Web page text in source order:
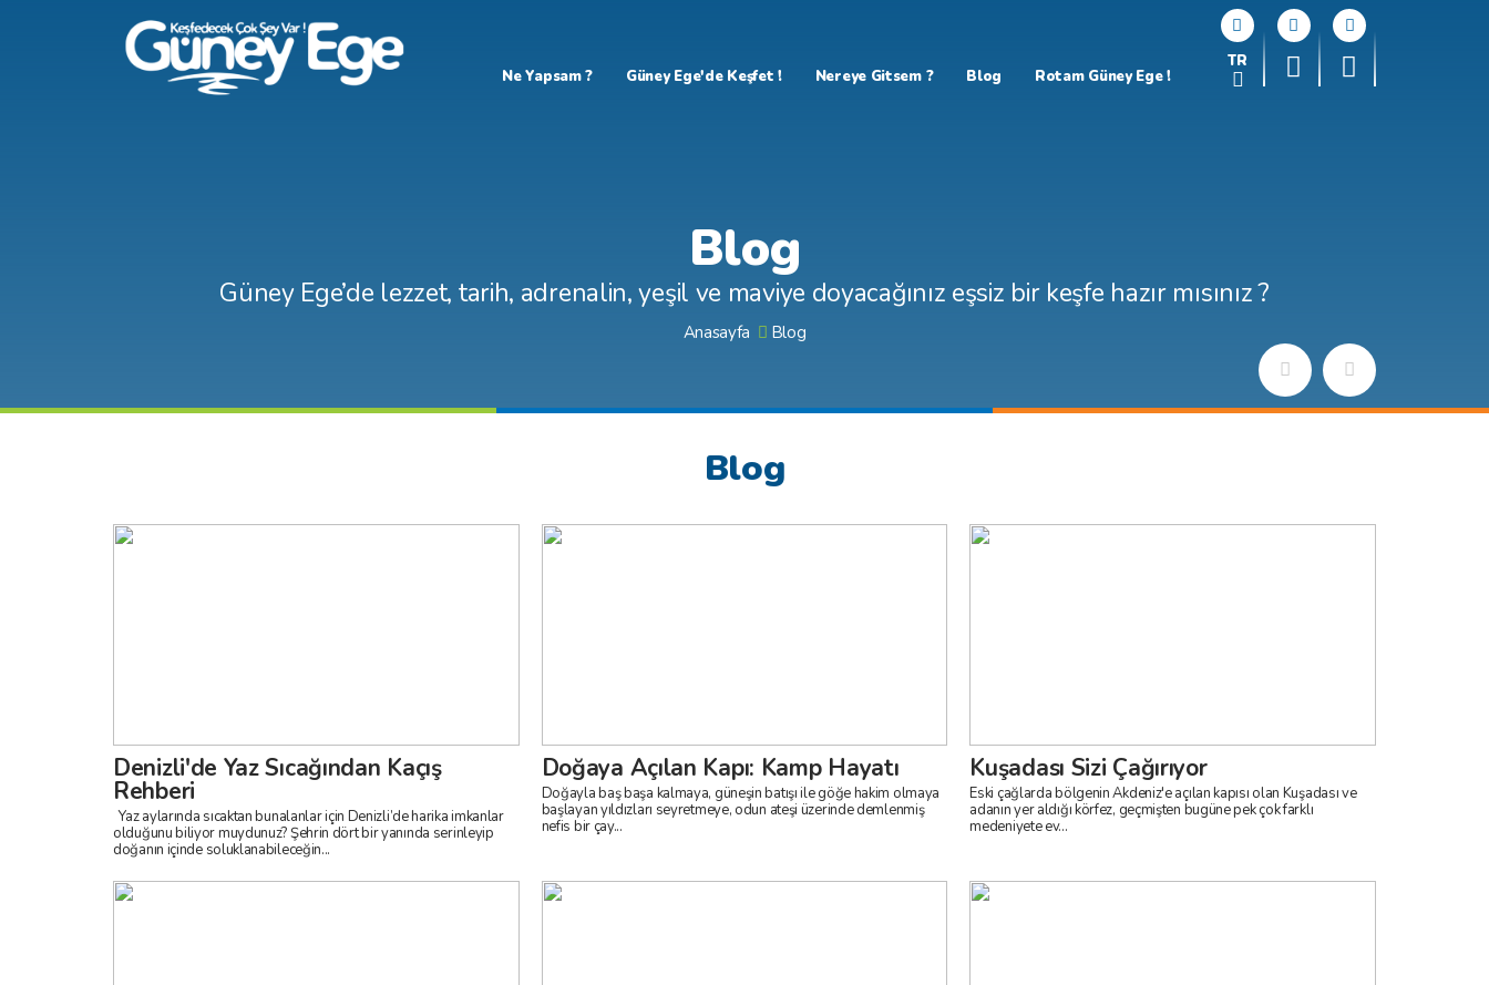
Ne Yapsam ? Güney Ege'de Keşfet ! Nereye Gitsem ? Blog Rotam Güney Ege !
TR
Blog
Güney Ege’de lezzet, tarih, adrenalin, yeşil ve maviye doyacağınız eşsiz bir keşfe hazır mısınız ?
Anasayfa Blog
Blog
Denizli'de Yaz Sıcağından Kaçış
Rehberi
Yaz aylarında sıcaktan bunalanlar için Denizli’de harika imkanlar
olduğunu biliyor muydunuz? Şehrin dört bir yanında serinleyip
doğanın içinde soluklanabileceğin...
Doğaya Açılan Kapı: Kamp Hayatı
Doğayla baş başa kalmaya, güneşin batışı ile göğe hakim olmaya
başlayan yıldızları seyretmeye, odun ateşi üzerinde demlenmiş
nefis bir çay...
Kuşadası Sizi Çağırıyor
Eski çağlarda bölgenin Akdeniz'e açılan kapısı olan Kuşadası ve
adanın yer aldığı körfez, geçmişten bugüne pek çok farklı
medeniyete ev...